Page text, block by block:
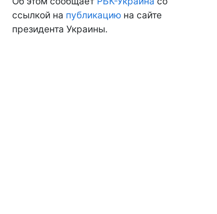
ссылкой на публикацию на сайте
президента Украины.